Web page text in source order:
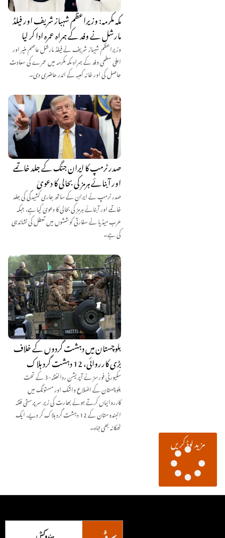
مکہ مکرمہ: وزیراعظم شہباز شریف اور فیلڈ
مارشل نے وفد کے ہمراہ عمرہ ادا کر لیا
وزیراعظم شہباز شریف نے فیلڈ مارشل عاصم منیر اور
اعلیٰ سطحی وفد کے ہمراہ مکہ مکرمہ میں عمرے کی سعادت
حاصل کی اور خانہ کعبہ کے اندر حاضری دی۔
صدر ٹرمپ کا ایران جنگ کے جلد خاتمے
اور آبنائے ہرمز کی بحالی کا دعویٰ
صدر ٹرمپ نے ایران کے ساتھ جاری کشیدگی کی جلد
خاتمے اور آبنائے ہرمز کی بحالی کا دعویٰ کیا ہے، جبکہ
عرب میڈیا نے سفارتی کوششوں میں تعطل کی نشاندہی
کی ہے۔
بلوچستان میں دہشت گردوں کے خلاف
بڑی کارروائی، 12 دہشت گرد ہلاک
سکیورٹی فورسز نے آپریشن ردالفتنہ-3 کے تحت
بلوچستان کے اضلاع واشک اور مستونگ میں
کارروائیاں کرتے ہوئے بھارت کی زیر سرپرستی فتنہ
الہندوستان کے 12 دہشت گرد ہلاک کر دیے، ایک
ٹھکانہ بھی تباہ۔
مزید لوڈ کریں